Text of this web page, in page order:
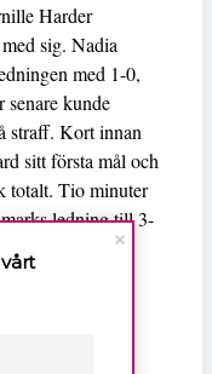
Harder
sig. Nadia
med 1-0,
senare kunde
straff. Kort innan
sitt första mål och
totalt. Tio minuter
ledning till 3-
sedan 5-1 och
inlägg av
första VM-